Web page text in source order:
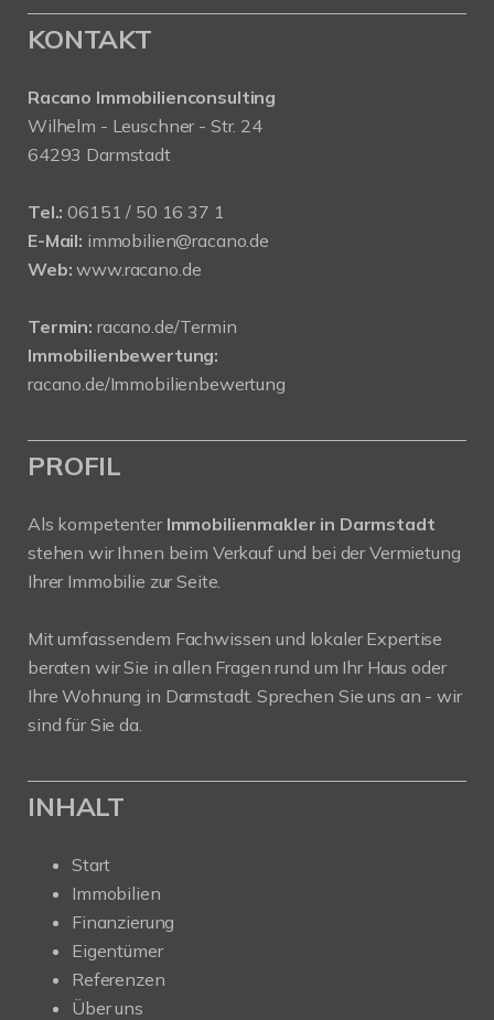
KONTAKT
Racano Immobilienconsulting
Wilhelm - Leuschner - Str. 24
64293 Darmstadt
Tel.: 06151 / 50 16 37 1
E-Mail: immobilien@racano.de
Web: www.racano.de
Termin: racano.de/Termin
Immobilienbewertung:
racano.de/Immobilienbewertung
PROFIL
Als kompetenter Immobilienmakler in Darmstadt
stehen wir Ihnen beim Verkauf und bei der Vermietung
Ihrer Immobilie zur Seite.
Mit umfassendem Fachwissen und lokaler Expertise
beraten wir Sie in allen Fragen rund um Ihr Haus oder
Ihre Wohnung in Darmstadt. Sprechen Sie uns an - wir
sind für Sie da.
INHALT
Start
Immobilien
Finanzierung
Eigentümer
Referenzen
Über uns